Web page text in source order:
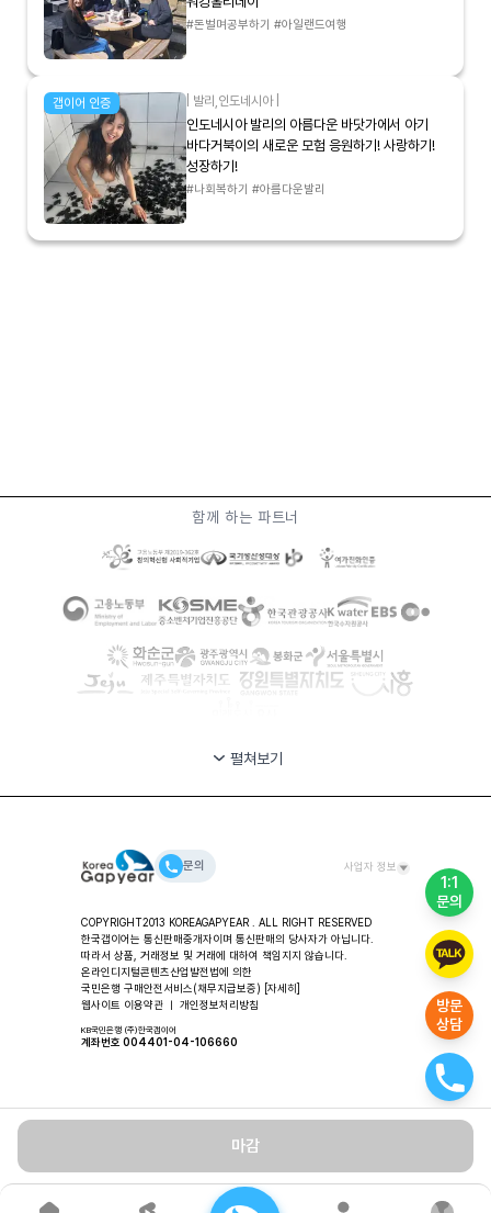
1:1
문의
방문
상담
#돈벌며공부하기 #아일랜드여행
갭이어 인증 발리 인도네시아|
인도네시아 발리의 아름다운 바닷가에서 아기
바다거북이의 새로운 모험 응원하기! 사랑하기!
성장하기!
#나회복하기 #아름다운발리
마감
함께 하는 파트너
펼쳐보기
문의 사업자 정보
대표자: 안시준 ㅣ (주)한국갭이어 사업장 / 교육 및 컨설팅
주소: 서울특별시 용산구 한강대로 80길 11-49, 2층 한국갭이
어
대표번호: 02-318-2553 ㅣ FAX: 02-3280-2553 ㅣ
Email: help@koreagapyear.com
사업자등록번호: 201-86-27270 ㅣ
통신판매업: 2012-서울중구-1307 ㅣ 개인정보책임자: 안시준
COPYRIGHT2013 KOREAGAPYEAR . ALL RIGHT RESERVED
한국갭이어는 통신판매중개자이며 통신판매의 당사자가 아닙니다.
따라서 상품, 거래정보 및 거래에 대하여 책임지지 않습니다.
온라인디지털콘텐츠산업발전법에 의한
국민은행 구매안전서비스(채무지급보증) [자세히]
웹사이트 이용약관 ㅣ 개인정보처리방침
KB국민은행 (주)한국갭이어
계좌번호 004401-04-106660